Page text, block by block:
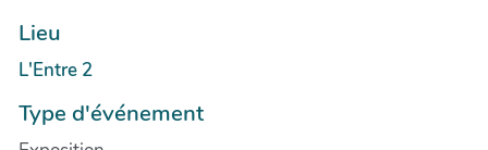
Lieu
L'Entre 2
Type d'événement